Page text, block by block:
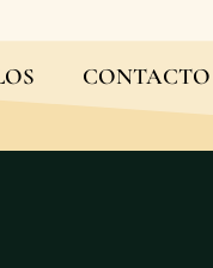
CONTACTO